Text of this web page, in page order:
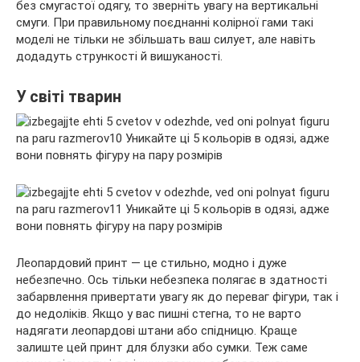
без смугастої одягу, то зверніть увагу на вертикальні
смуги. При правильному поєднанні колірної гами такі
моделі не тільки не збільшать ваш силует, але навіть
додадуть стрункості й вишуканості.
У світі тварин
Леопардовий принт — це стильно, модно і дуже
небезпечно. Ось тільки небезпека полягає в здатності
забарвлення привертати увагу як до переваг фігури, так і
до недоліків. Якщо у вас пишні стегна, то не варто
надягати леопардові штани або спідницю. Краще
залиште цей принт для блузки або сумки. Теж саме